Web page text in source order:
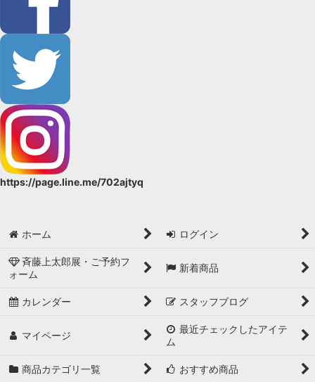
https://page.line.me/702ajtyq
ホーム ログイン
斉藤上太郎展・ご予約フ
ォーム
新着商品
カレンダー スタッフブログ
マイページ
最近チェックしたアイテ
ム
商品カテゴリ一覧 おすすめ商品